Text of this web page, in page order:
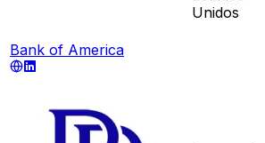
Bank of America
Unidos